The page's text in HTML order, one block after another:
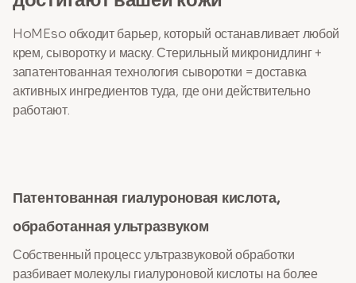
HoMEso обходит барьер, который останавливает любой
крем, сыворотку и маску. Стерильный микронидлинг +
запатентованная технология сыворотки = доставка
активных ингредиентов туда, где они действительно
работают.
Патентованная гиалуроновая кислота,
обработанная ультразвуком
Собственный процесс ультразвуковой обработки
разбивает молекулы гиалуроновой кислоты на более